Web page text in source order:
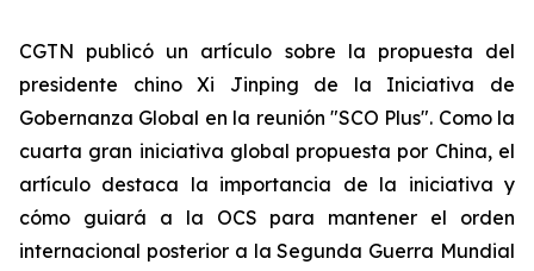
CGTN publicó un artículo sobre la propuesta del
presidente chino Xi Jinping de la Iniciativa de
Gobernanza Global en la reunión "SCO Plus". Como la
cuarta gran iniciativa global propuesta por China, el
artículo destaca la importancia de la iniciativa y
cómo guiará a la OCS para mantener el orden
internacional posterior a la Segunda Guerra Mundial